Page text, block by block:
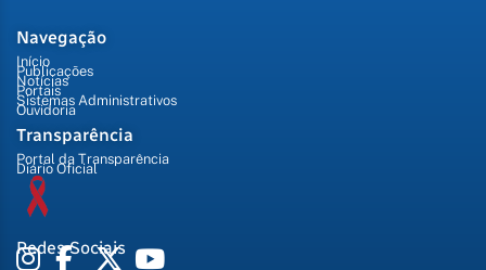
Navegação
Início
Publicações
Notícias
Portais
Sistemas Administrativos
Ouvidoria
Transparência
Portal da Transparência
Diário Oficial
Redes Sociais